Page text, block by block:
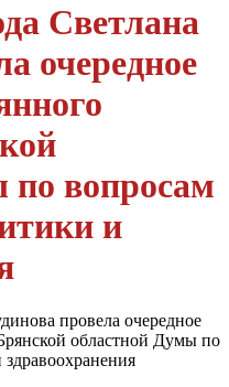
Светлана
очередное
по вопросам
и